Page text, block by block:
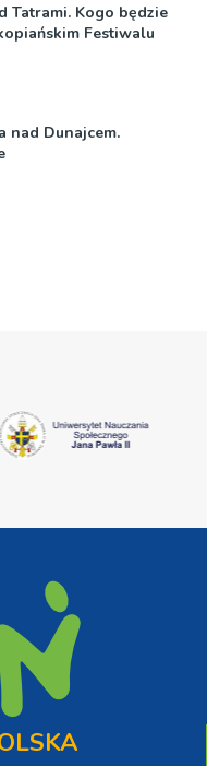
Tatrami. Kogo będzie
Festiwalu
nad Dunajcem.